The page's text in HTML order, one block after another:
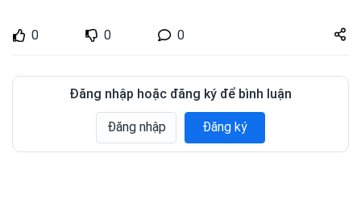
0 0 0
Share
zuto.vn
Đăng nhập hoặc đăng ký để bình luận
Đăng nhập Đăng ký